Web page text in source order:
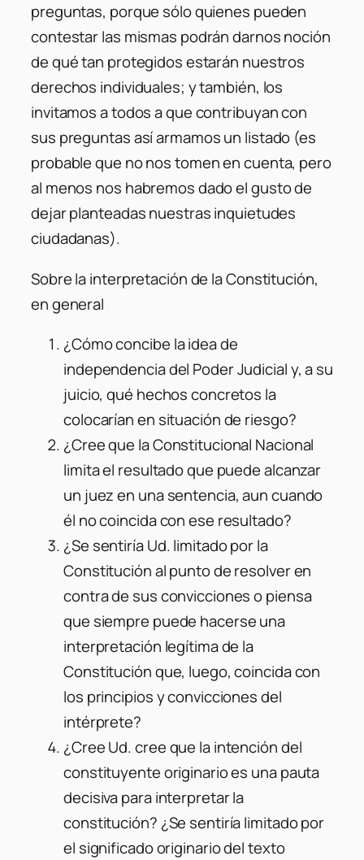
preguntas, porque sólo quienes pueden
contestar las mismas podrán darnos noción
de qué tan protegidos estarán nuestros
derechos individuales; y también, los
invitamos a todos a que contribuyan con
sus preguntas así armamos un listado (es
probable que no nos tomen en cuenta, pero
al menos nos habremos dado el gusto de
dejar planteadas nuestras inquietudes
ciudadanas).
Sobre la interpretación de la Constitución,
en general
¿Cómo concibe la idea de
independencia del Poder Judicial y, a su
juicio, qué hechos concretos la
colocarían en situación de riesgo?
¿Cree que la Constitucional Nacional
limita el resultado que puede alcanzar
un juez en una sentencia, aun cuando
él no coincida con ese resultado?
¿Se sentiría Ud. limitado por la
Constitución al punto de resolver en
contra de sus convicciones o piensa
que siempre puede hacerse una
interpretación legítima de la
Constitución que, luego, coincida con
los principios y convicciones del
intérprete?
¿Cree Ud. cree que la intención del
constituyente originario es una pauta
decisiva para interpretar la
constitución? ¿Se sentiría limitado por
el significado originario del texto